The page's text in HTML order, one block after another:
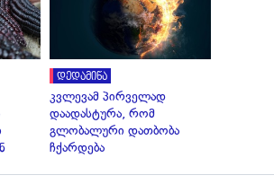
დედამიწა
კვლევამ პირველად
დაადასტურა, რომ
გლობალური დათბობა
ჩქარდება